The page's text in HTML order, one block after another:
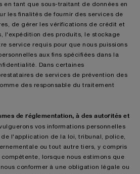
en tant que sous-traitant de données en
les finalités de fournir des services de
de gérer les vérifications de crédit et
l'expédition des produits, le stockage
service requis pour que nous puissions
aux fins spécifiées dans la
Dans certaines
de services de prévention des
des responsable du traitement
de réglementation, à des autorités et
vos informations personnelles
l'application de la loi, tribunal, police,
ou tout autre tiers, y compris
lorsque nous estimons que
conformer à une obligation légale ou